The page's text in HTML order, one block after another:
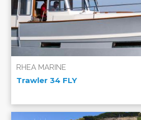
RHEA MARINE
Trawler 34 FLY